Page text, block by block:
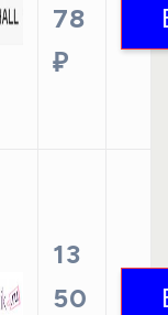
78
₽
13
50